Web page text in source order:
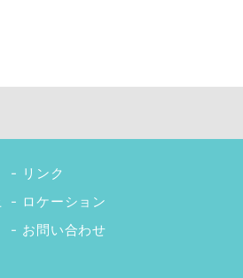
リンク
ロケーション
お問い合わせ